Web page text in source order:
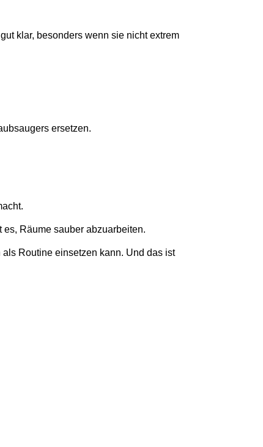
klar, besonders wenn sie nicht extrem
ersetzen.
Räume sauber abzuarbeiten.
Routine einsetzen kann. Und das ist